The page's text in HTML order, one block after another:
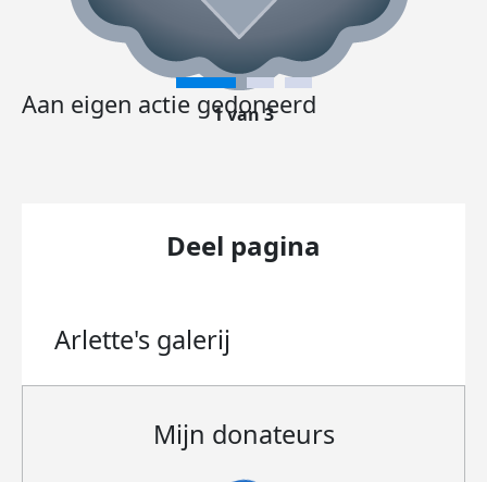
Aan eigen actie gedoneerd
1 van 3
Deel pagina
Arlette's galerij
Mijn donateurs